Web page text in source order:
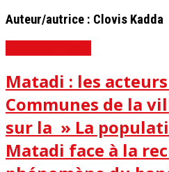
Auteur/autrice : Clovis Kadda
Matadi : les
Communes de la
sur la » La
Matadi face à la